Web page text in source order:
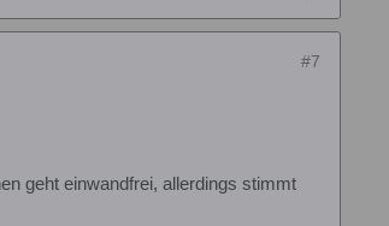
#7
geht einwandfrei, allerdings stimmt